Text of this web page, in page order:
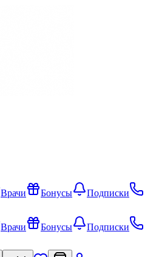
Врачи Бонусы
Подписки
Врачи Бонусы
Подписки